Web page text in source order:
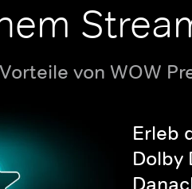
von WOW
Erleb
Dolby